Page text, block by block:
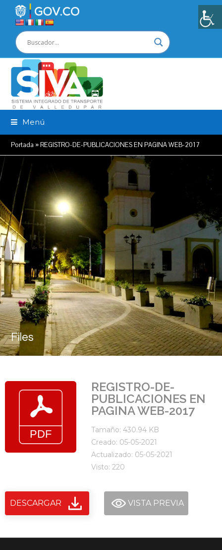
Menú
Portada »REGISTRO-DE-PUBLICACIONES EN PAGINA WEB-2017
Files
REGISTRO-DE-
PUBLICACIONES EN
PAGINA WEB-2017
Tamaño: 430.94 KB
Creado: 05-05-2021
Actualizado: 05-05-2021
Visto: 220
DESCARGAR VISTA PREVIA